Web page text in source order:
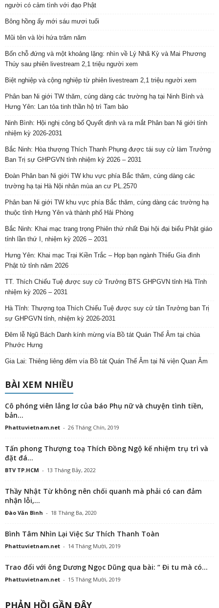
người có cảm tình với đạo Phật
Bông hồng ấy mới sáu mươi tuổi
Mũi tên và lời hứa trăm năm
Bốn chỗ đứng và một khoảng lặng: nhìn về Lý Nhã Kỳ và Mai Phương
Thúy sau phiên livestream 2,1 triệu người xem
Biệt nghiệp và cộng nghiệp từ phiên livestream 2,1 triệu người xem
Phân ban Ni giới TW thăm, cúng dàng các trường hạ tại Ninh Bình và
Hưng Yên: Lan tỏa tinh thần hộ trì Tam bảo
Ninh Bình: Hội nghị công bố Quyết định và ra mắt Phân ban Ni giới tỉnh
nhiệm kỳ 2026-2031
Bắc Ninh: Hòa thượng Thích Thanh Phụng được tái suy cử làm Trưởng
Ban Trị sự GHPGVN tỉnh nhiệm kỳ 2026 – 2031
Đoàn Phân ban Ni giới TW khu vực phía Bắc thăm, cúng dàng các
trường hạ tại Hà Nội nhân mùa an cư PL.2570
Phân ban Ni giới TW khu vực phía Bắc thăm, cúng dàng các trường hạ
thuộc tỉnh Hưng Yên và thành phố Hải Phòng
Bắc Ninh: Khai mạc trang trọng Phiên thứ nhất Đại hội đại biểu Phật giáo
tỉnh lần thứ I, nhiệm kỳ 2026 – 2031
Hưng Yên: Khai mạc Trại Kiền Trắc – Họp bạn ngành Thiếu Gia đình
Phật tử tỉnh năm 2026
TT. Thích Chiếu Tuệ được suy cử Trưởng BTS GHPGVN tỉnh Hà Tĩnh
nhiệm kỳ 2026 – 2031
Hà Tĩnh: Thượng tọa Thích Chiếu Tuệ được suy cử tân Trưởng ban Trị
sự GHPGVN tỉnh, nhiệm kỳ 2026-2031
Đêm lễ Ngũ Bách Danh kính mừng vía Bồ tát Quán Thế Âm tại chùa
Phước Hưng
Gia Lai: Thiêng liêng đêm vía Bồ tát Quán Thế Âm tại Ni viện Quan Âm
BÀI XEM NHIỀU
Cô phóng viên lẳng lơ của báo Phụ nữ và chuyện tình tiền,
bản...
Phattuvietnam.net - 26 Tháng Chín, 2019
Tấn phong Thượng toạ Thích Đồng Ngộ kế nhiệm trụ trì và
đặt đá...
BTV TP.HCM - 13 Tháng Bảy, 2022
Thầy Nhật Từ không nên chối quanh mà phải có can đảm
nhận lỗi,...
Đào Văn Bình - 18 Tháng Ba, 2020
Bình Tâm Nhìn Lại Việc Sư Thích Thanh Toàn
Phattuvietnam.net - 14 Tháng Mười, 2019
Trao đổi với ông Dương Ngọc Dũng qua bài: “ Đi tu mà có...
Phattuvietnam.net - 15 Tháng Mười, 2019
PHẢN HỒI GẦN ĐÂY